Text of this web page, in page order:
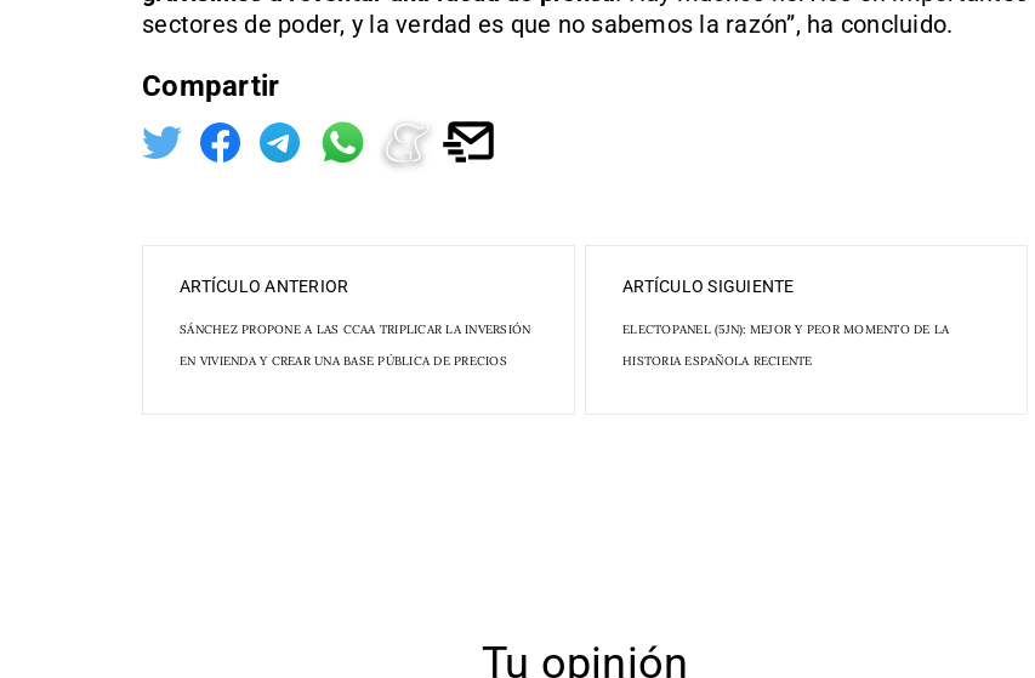
sectores de poder, y la verdad es que no sabemos la razón”, ha concluido.
Compartir
ARTÍCULO ANTERIOR
SÁNCHEZ PROPONE A LAS CCAA TRIPLICAR LA INVERSIÓN
EN VIVIENDA Y CREAR UNA BASE PÚBLICA DE PRECIOS
ARTÍCULO SIGUIENTE
ELECTOPANEL (5JN): MEJOR Y PEOR MOMENTO DE LA
HISTORIA ESPAÑOLA RECIENTE
Tu opinión